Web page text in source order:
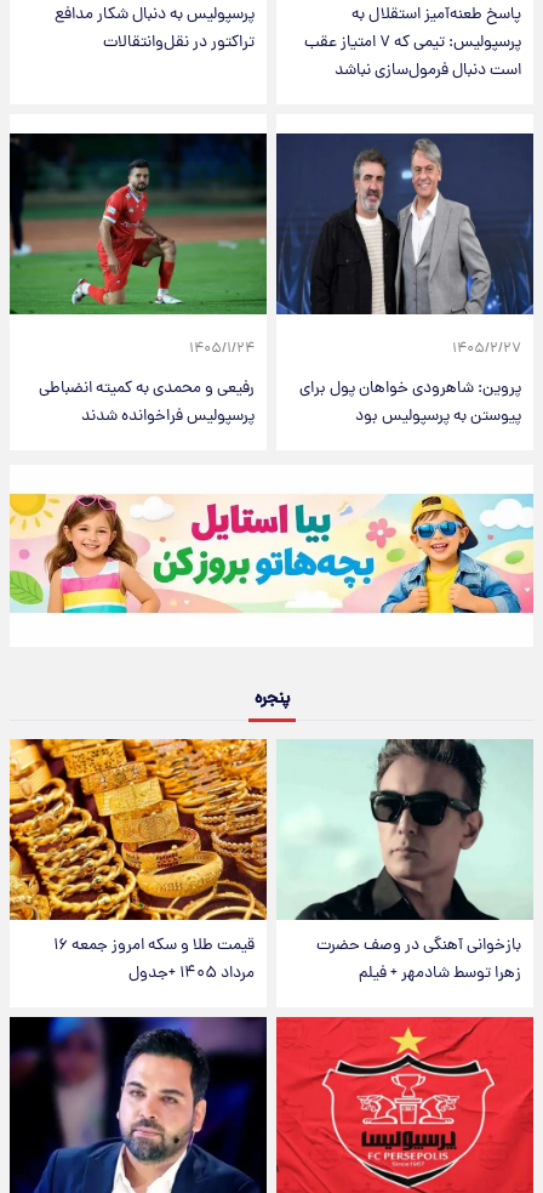
پاسخ طعنه‌آمیز استقلال به
پرسپولیس: تیمی که ۷ امتیاز عقب
است دنبال فرمول‌سازی نباشد
پرسپولیس به دنبال شکار مدافع
تراکتور در نقل‌وانتقالات
۱۴۰۵/۲/۲۷
پروین: شاهرودی خواهان پول برای
پیوستن به پرسپولیس بود
۱۴۰۵/۱/۲۴
رفیعی و محمدی به کمیته انضباطی
پرسپولیس فراخوانده شدند
پنجره
بازخوانی آهنگی در وصف حضرت
زهرا توسط شادمهر + فیلم
قیمت طلا و سکه امروز جمعه ۱۶
مرداد ۱۴۰۵ +جدول